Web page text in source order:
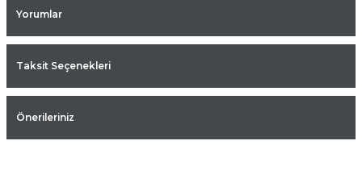
Yorumlar
Taksit Seçenekleri
Önerileriniz